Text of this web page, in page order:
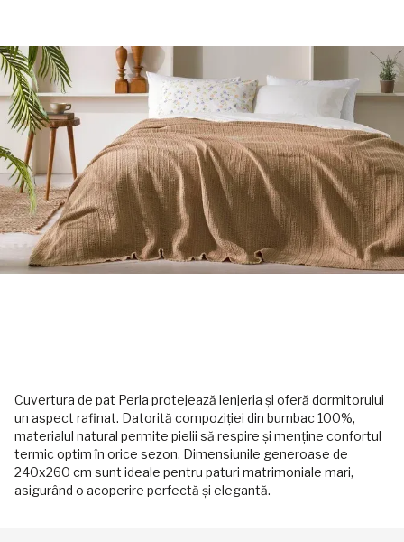
Cuvertura de pat Perla protejează lenjeria și oferă dormitorului
un aspect rafinat. Datorită compoziției din bumbac 100%,
materialul natural permite pielii să respire și menține confortul
termic optim în orice sezon. Dimensiunile generoase de
240x260 cm sunt ideale pentru paturi matrimoniale mari,
asigurând o acoperire perfectă și elegantă.